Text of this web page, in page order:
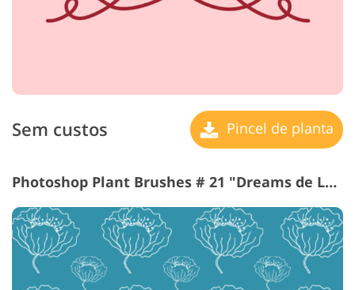
Sem custos Pincel de planta
Photoshop Plant Brushes # 21 "Dreams de Love"